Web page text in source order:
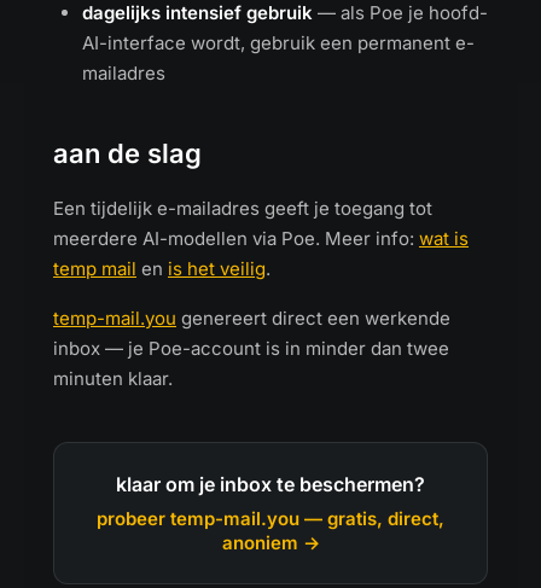
dagelijks intensief gebruik — als Poe je hoofd-
AI-interface wordt, gebruik een permanent e-
mailadres
aan de slag
Een tijdelijk e-mailadres geeft je toegang tot
meerdere AI-modellen via Poe. Meer info: wat is
temp mail en is het veilig.
temp-mail.you genereert direct een werkende
inbox — je Poe-account is in minder dan twee
minuten klaar.
klaar om je inbox te beschermen?
probeer temp-mail.you — gratis, direct,
anoniem →